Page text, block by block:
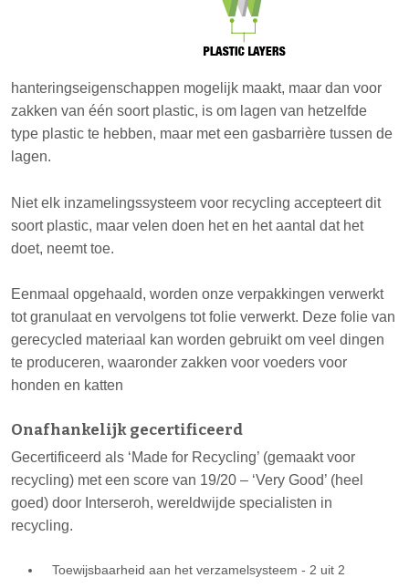
hanteringseigenschappen mogelijk maakt, maar dan voor
zakken van één soort plastic, is om lagen van hetzelfde
type plastic te hebben, maar met een gasbarrière tussen de
lagen.
Niet elk inzamelingssysteem voor recycling accepteert dit
soort plastic, maar velen doen het en het aantal dat het
doet, neemt toe.
Eenmaal opgehaald, worden onze verpakkingen verwerkt
tot granulaat en vervolgens tot folie verwerkt. Deze folie van
gerecycled materiaal kan worden gebruikt om veel dingen
te produceren, waaronder zakken voor voeders voor
honden en katten
Onafhankelijk gecertificeerd
Gecertificeerd als ‘Made for Recycling’ (gemaakt voor
recycling) met een score van 19/20 – ‘Very Good’ (heel
goed) door Interseroh, wereldwijde specialisten in
recycling.
Toewijsbaarheid aan het verzamelsysteem - 2 uit 2